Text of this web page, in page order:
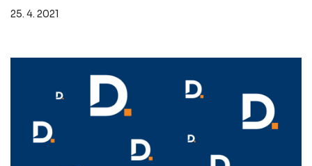
25. 4. 2021